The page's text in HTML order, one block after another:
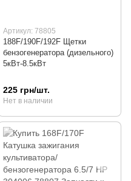
Артикул: 78805
188F/190F/192F Щетки
бензогенератора (дизельного)
5кВт-8.5кВт
225 грн/шт.
Нет в наличии